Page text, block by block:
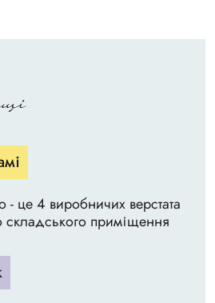
це 4 виробничих верстата
складського приміщення